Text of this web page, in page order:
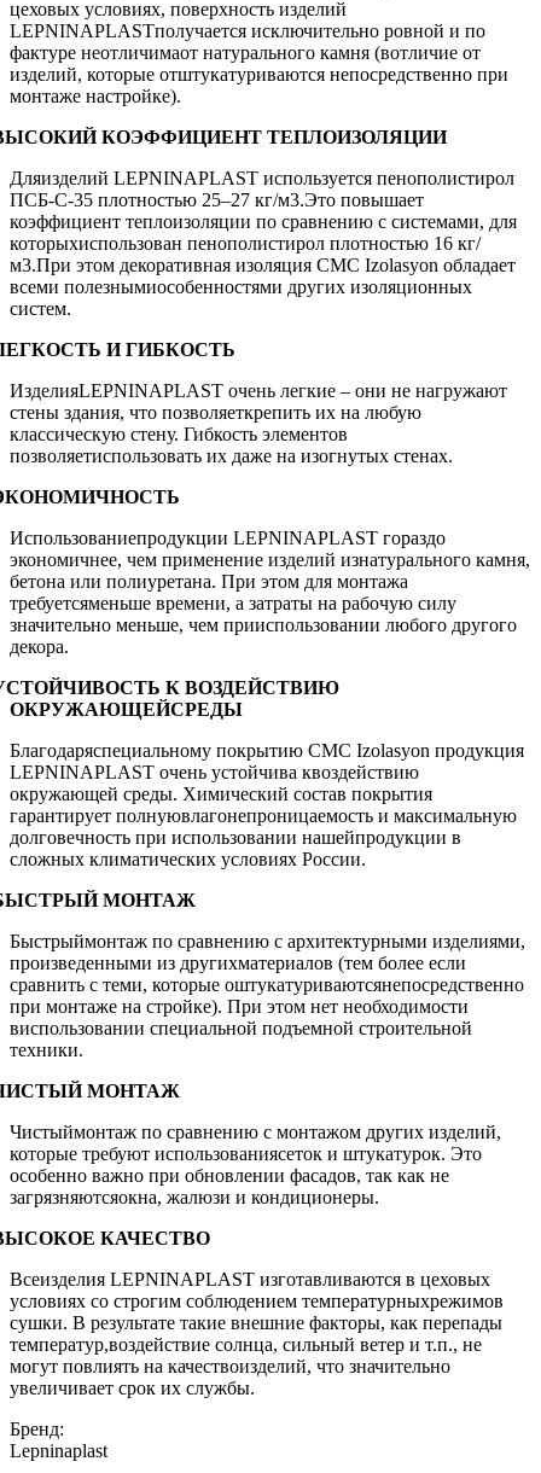
цеховых условиях, поверхность изделий
LEPNINAPLASTполучается исключительно ровной и по
фактуре неотличимаот натурального камня (вотличие от
изделий, которые отштукатуриваются непосредственно при
монтаже настройке).
КОЭФФИЦИЕНТ ТЕПЛОИЗОЛЯЦИИ
Дляизделий LEPNINAPLAST используется пенополистирол
ПСБ-С-35 плотностью 25–27 кг/м3.Это повышает
коэффициент теплоизоляции по сравнению с системами, для
которыхиспользован пенополистирол плотностью 16 кг/
м3.При этом декоративная изоляция CMC Izolasyon обладает
всеми полезнымиособенностями других изоляционных
систем.
И ГИБКОСТЬ
ИзделияLEPNINAPLAST очень легкие – они не нагружают
стены здания, что позволяеткрепить их на любую
классическую стену. Гибкость элементов
позволяетиспользовать их даже на изогнутых стенах.
Использованиепродукции LEPNINAPLAST гораздо
экономичнее, чем применение изделий изнатурального камня,
бетона или полиуретана. При этом для монтажа
требуетсяменьше времени, а затраты на рабочую силу
значительно меньше, чем прииспользовании любого другого
декора.
К ВОЗДЕЙСТВИЮ
ОКРУЖАЮЩЕЙСРЕДЫ
Благодаряспециальному покрытию CMC Izolasyon продукция
LEPNINAPLAST очень устойчива квоздействию
окружающей среды. Химический состав покрытия
гарантирует полнуювлагонепроницаемость и максимальную
долговечность при использовании нашейпродукции в
сложных климатических условиях России.
МОНТАЖ
Быстрыймонтаж по сравнению с архитектурными изделиями,
произведенными из другихматериалов (тем более если
сравнить с теми, которые оштукатуриваютсянепосредственно
при монтаже на стройке). При этом нет необходимости
виспользовании специальной подъемной строительной
техники.
МОНТАЖ
Чистыймонтаж по сравнению с монтажом других изделий,
которые требуют использованиясеток и штукатурок. Это
особенно важно при обновлении фасадов, так как не
загрязняютсяокна, жалюзи и кондиционеры.
КАЧЕСТВО
Всеизделия LEPNINAPLAST изготавливаются в цеховых
условиях со строгим соблюдением температурныхрежимов
сушки. В результате такие внешние факторы, как перепады
температур,воздействие солнца, сильный ветер и т.п., не
могут повлиять на качествоизделий, что значительно
увеличивает срок их службы.
Бренд:
Lepninaplast